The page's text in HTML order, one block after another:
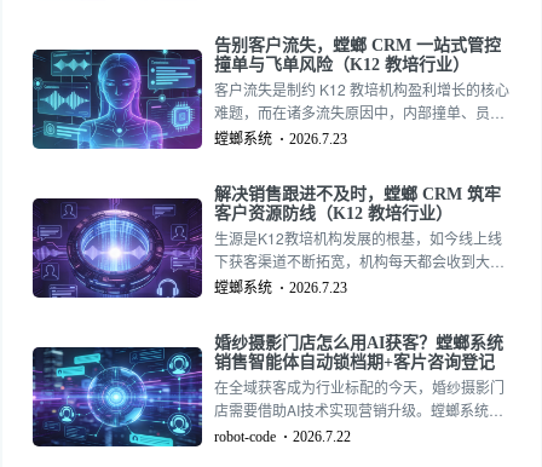
户”的人身上。螳螂科技销售AI智能体重新定义
了售前流程——它覆盖漏斗的前80%工作，然
后把“已经暖好的客户”交给销售做最后20%的
成交动作。
告别客户流失，螳螂 CRM 一站式管控
撞单与飞单风险（K12 教培行业）
客户流失是制约 K12 教培机构盈利增长的核心
难题，而在诸多流失原因中，内部撞单、员工
飞单两大内部管理问题，造成的客户流失占比
开展地推活动、搭建线上直播间，好不容易获
取大量家长咨询线索，最终却因为内部管理漏
洞，让生源白白流失。撞单引发客户体验下
滑，飞单直接侵占机构营收，双重问题叠加，
严重影响机构正常运营。
螳螂系统 2026.7.23
解决销售跟进不及时，螳螂 CRM 筑牢
客户资源防线（K12 教培行业）
生源是K12教培机构发展的根基，如今线上线
下获客渠道不断拓宽，机构每天都会收到大量
家长的课程咨询线索。但多数教培机构都会遇
长初次咨询后，迟迟等不到工作人员回访，或
是跟进频次混乱、跟进内容敷衍，原本高意向
的生源慢慢流失，前期投入的推广、地推、线
上引流成本全部付诸东流。想要留住每一位潜
在客户，补齐销售跟进的短板，就需要借助专
业的数字化管理工具，螳螂CRM、螳螂系统深
螳螂系统 2026.7.23
婚纱摄影门店怎么用AI获客？螳螂系统
销售智能体自动锁档期+客片咨询登记
在全域获客成为行业标配的今天，婚纱摄影门
店需要借助AI技术实现营销升级。螳螂系统销
售智能体通过一站式私信承接、自动锁档期、
robot-code 2026.7.22